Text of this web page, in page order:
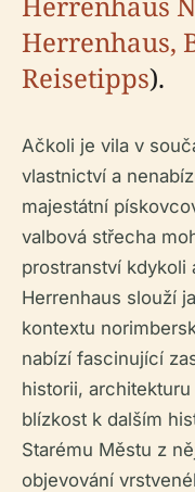
Herrenhaus,
Reisetipps).
Ačkoli je vila v
vlastnictví a
majestátní
valbová střecha
prostranství kdykoli
Herrenhaus slouží
kontextu
nabízí fascinující
historii,
blízkost k dalším
Starému Městu z
objevování